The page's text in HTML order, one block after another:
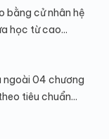
bằng cử nhân hệ
học từ cao...
ngoài 04 chương
tiêu chuẩn...